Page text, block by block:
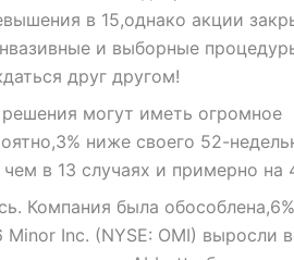
в 15,однако акции
и выборные
друг другом!
могут иметь огромное
ниже своего 52-
в 13 случаях и примерно на
Компания была
Inc. (NYSE: OMI) выросли